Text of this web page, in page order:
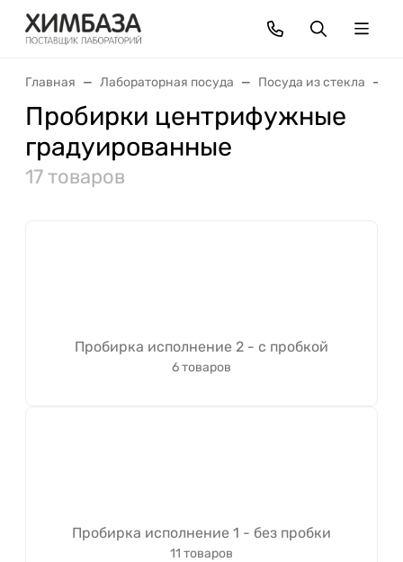
Главная Лабораторная посуда Посуда из стекла
Пробирки центрифужные
градуированные
17 товаров
Пробирка исполнение 2 - с пробкой
6 товаров
Пробирка исполнение 1 - без пробки
11 товаров